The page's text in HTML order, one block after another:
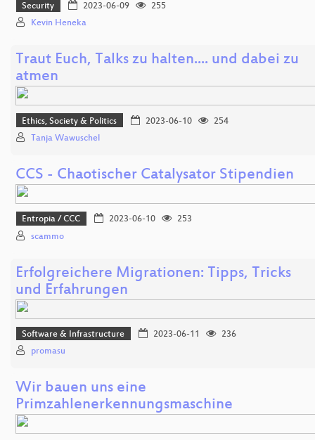
Security 2023-06-09
255
Kevin Heneka
Traut Euch, Talks zu halten.... und dabei zu
atmen
Ethics, Society & Politics 2023-06-10
254
Tanja Wawuschel
CCS - Chaotischer Catalysator Stipendien
Entropia / CCC 2023-06-10
253
scammo
Erfolgreichere Migrationen: Tipps, Tricks
und Erfahrungen
Software & Infrastructure 2023-06-11
236
promasu
Wir bauen uns eine
Primzahlenerkennungsmaschine